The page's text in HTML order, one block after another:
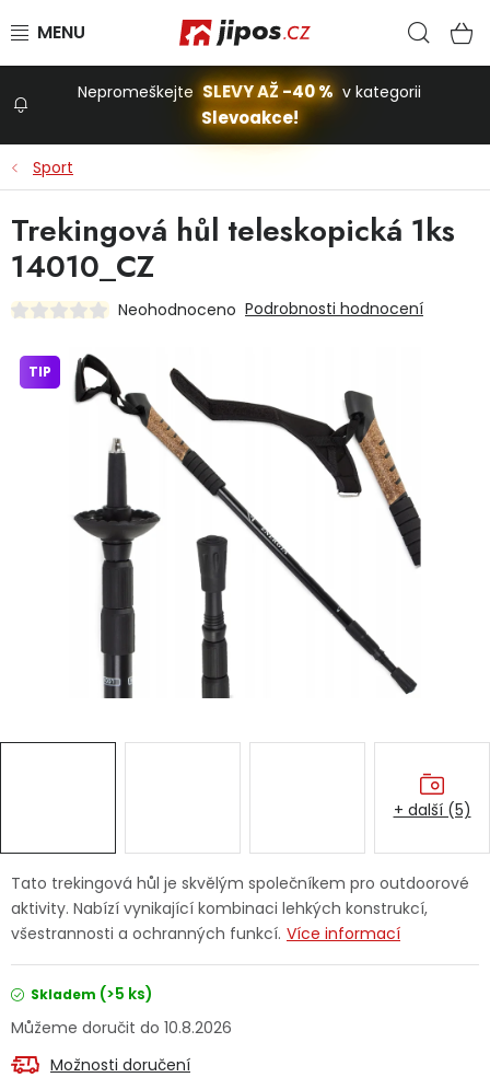
Stavba a dům
Dílna
Domácnost
Dětská hřiště
Vánoce
Ochranné pomůcky
Značky
Jaký je aktuální stav mé objednávky?
Velkoobchodní spolupráce (B2B)
Nepromeškejte SLEVY AŽ -40 % v kategorii
Slevoakce!
Sport
Tato trekingová hůl je skvělým společníkem pro outdoorové
aktivity. Nabízí vynikající kombinaci lehkých konstrukcí,
všestrannosti a ochranných funkcí. Více informací
Skladem (>5 ks)
10.8.2026
Možnosti doručení
Trekingová hůl teleskopická 1ks
14010_CZ
Neohodnoceno Podrobnosti hodnocení
TIP
+ další (5)